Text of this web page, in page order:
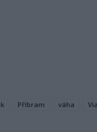
Příbram váha